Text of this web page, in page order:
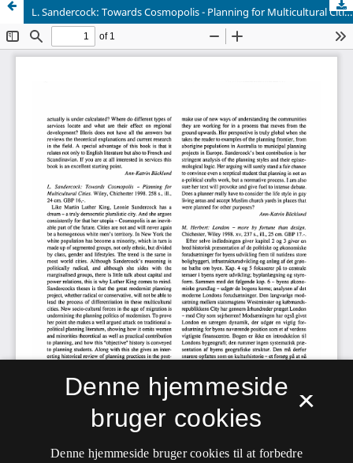
L. Sandercock: Towards Cosmopolis - Planning for Multicultural Cities. Wiley, Chichester 1998. 258 s., ill., 24cm. GBP 16,-.
×
Denne hjemmeside
bruger cookies
Denne hjemmeside bruger cookies til at forbedre